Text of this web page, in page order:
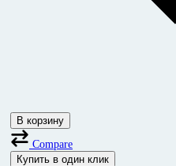
В корзину
Compare
Купить в один клик